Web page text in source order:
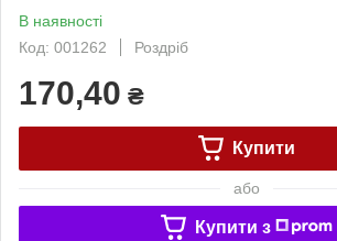
В наявності
Код: 001262
Роздріб
170,40 ₴
Купити
або
Купити з